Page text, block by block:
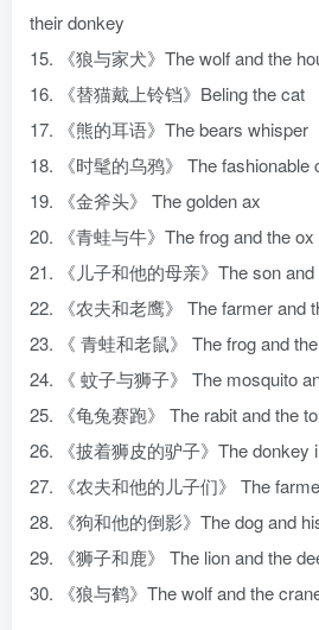
their donkey
15. 《狼与家犬》The wolf and the
16. 《替猫戴上铃铛》Beling the cat
17. 《熊的耳语》The bears whisper
18. 《时髦的乌鸦》 The fashionable
19. 《金斧头》 The golden ax
20. 《青蛙与牛》The frog and the ox
21. 《儿子和他的母亲》The son
22. 《农夫和老鹰》 The farmer and
23. 《 青蛙和老鼠》 The frog and
24. 《 蚊子与狮子》 The mosquito
25. 《龟兔赛跑》 The rabit and the
26. 《披着狮皮的驴子》The donkey
27. 《农夫和他的儿子们》 The
28. 《狗和他的倒影》The dog and
29. 《狮子和鹿》 The lion and the
30. 《狼与鹤》The wolf and the